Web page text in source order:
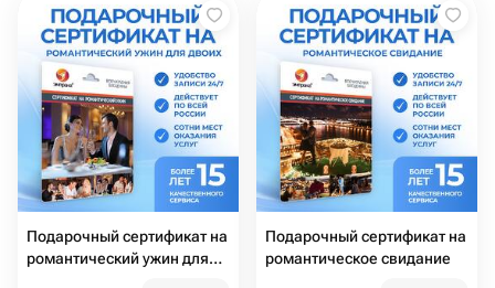
Подарочный сертификат на
романтический ужин для
Подарочный сертификат на
романтическое свидание